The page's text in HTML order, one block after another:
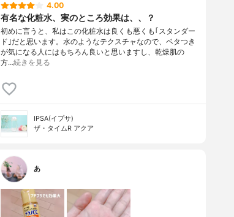
4.00
有名な化粧水、実のところ効果は、、？
初めに言うと、私はこの化粧水は良くも悪くも｢スタンダー
ド｣だと思います。水のようなテクスチャなので、ベタつき
が気になる人にはもちろん良いと思いますし、乾燥肌の
方…続きを見る
IPSA(イプサ)
ザ・タイムR アクア
あ